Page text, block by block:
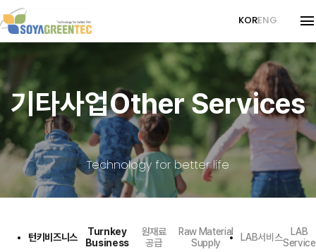
About Company
경영이념Philosophy
회사연혁 Company History
인증서 Certificates
CI
메디컬사업 Medical
감마선사업Gamma
감마선사업 Gamma
기타사업Other Services
원재료 공급 Raw Material Supply
Customer Center
KORENG
기타사업Other Services
Technology for better life
턴키비즈니스
Turnkey
Business
원재료
공급
Raw Material
Supply
LAB서비스
LAB
Service